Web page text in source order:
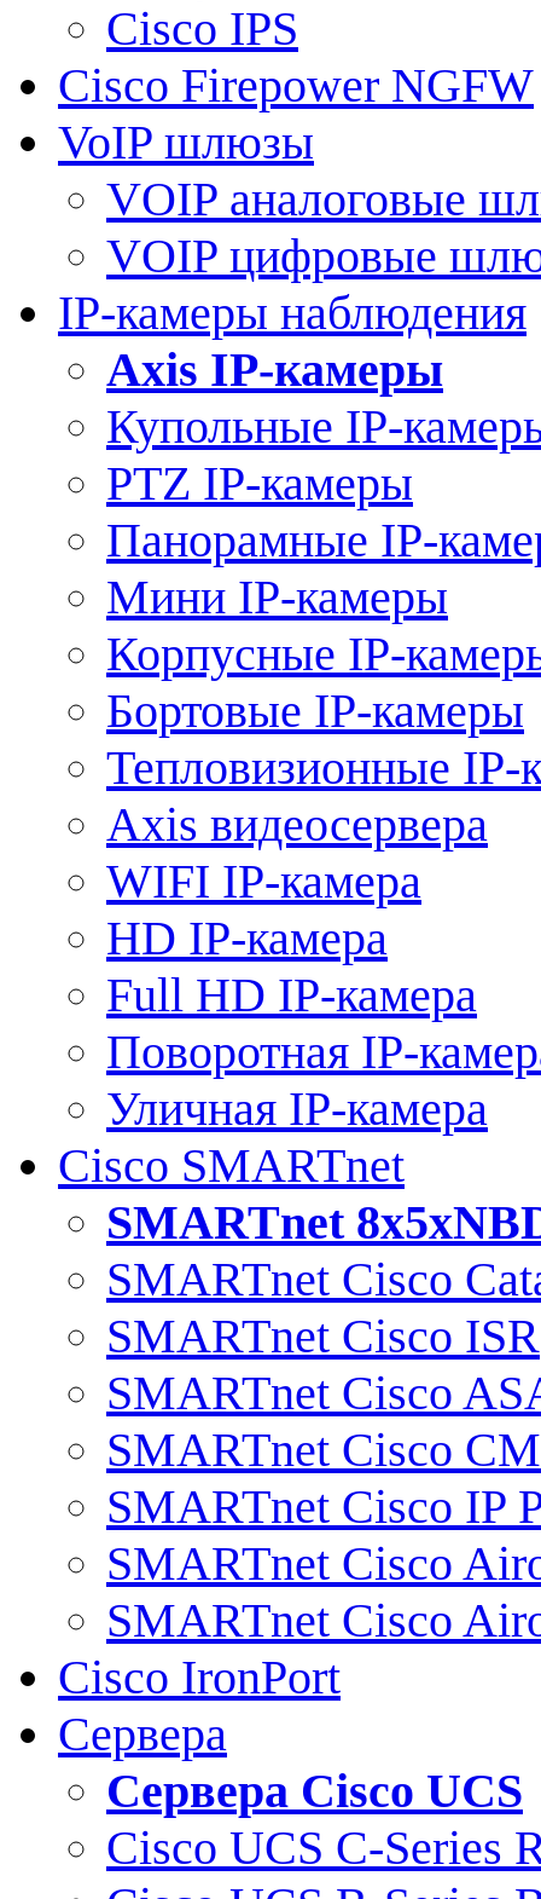
Cisco IPS
Cisco Firepower NGFW
VoIP шлюзы
VOIP аналоговые
VOIP цифровые
IP-камеры наблюдения
Axis IP-камеры
Купольные IP-
PTZ IP-камеры
Панорамные IP-
Мини IP-камеры
Корпусные IP-
Бортовые IP-камеры
Тепловизионные IP-
Axis видеосервера
WIFI IP-камера
HD IP-камера
Full HD IP-камера
Поворотная IP-
Уличная IP-камера
Cisco SMARTnet
SMARTnet
SMARTnet Cisco
SMARTnet Cisco ISR
SMARTnet Cisco
SMARTnet Cisco
SMARTnet Cisco IP
SMARTnet Cisco
SMARTnet Cisco
Cisco IronPort
Сервера
Сервера Cisco UCS
Cisco UCS C-Series